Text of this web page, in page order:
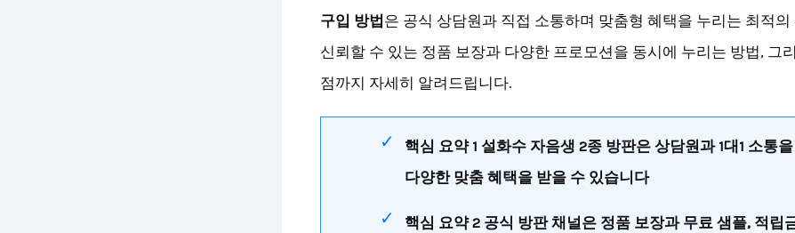
구입 방법 은 공식 상담원과 직접 소통하며 맞춤형 혜택을 누리는 최적의
신뢰할 수 있는 정품 보장과 다양한 프로모션을 동시에 누리는 방법, 그
점까지 자세히 알려드립니다.
핵심 요약 1 설화수 자음생 2종 방판은 상담원과 1대1 소통을
다양한 맞춤 혜택을 받을 수 있습니다
핵심 요약 2 공식 방판 채널은 정품 보장과 무료 샘플, 적립